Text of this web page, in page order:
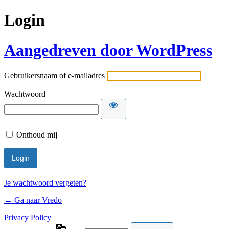
Login
Aangedreven door WordPress
Gebruikersnaam of e-mailadres
Wachtwoord
Onthoud mij
Je wachtwoord vergeten?
← Ga naar Vredo
Privacy Policy